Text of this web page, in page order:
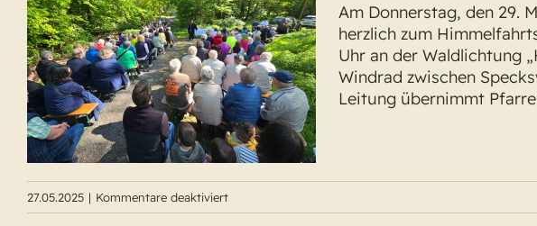
Am Donnerstag, den 29.
herzlich zum
Uhr an der Waldlichtung
Windrad zwischen
Leitung übernimmt
27.05.2025 | Kommentare deaktiviertfür
Himmelfahrtsgottesdienst